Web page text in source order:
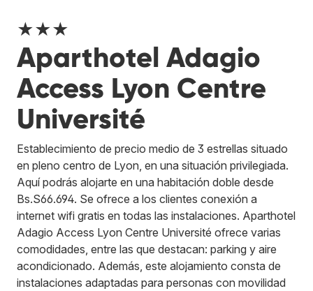
★★★
Aparthotel Adagio
Access Lyon Centre
Université
Establecimiento de precio medio de 3 estrellas situado
en pleno centro de Lyon, en una situación privilegiada.
Aquí podrás alojarte en una habitación doble desde
Bs.S66.694. Se ofrece a los clientes conexión a
internet wifi gratis en todas las instalaciones. Aparthotel
Adagio Access Lyon Centre Université ofrece varias
comodidades, entre las que destacan: parking y aire
acondicionado. Además, este alojamiento consta de
instalaciones adaptadas para personas con movilidad